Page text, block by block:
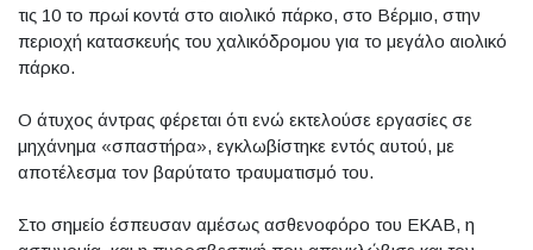
τις 10 το πρωί κοντά στο αιολικό πάρκο, στο Βέρμιο, στην
περιοχή κατασκευής του χαλικόδρομου για το μεγάλο αιολικό
πάρκο.
Ο άτυχος άντρας φέρεται ότι ενώ εκτελούσε εργασίες σε
μηχάνημα «σπαστήρα», εγκλωβίστηκε εντός αυτού, με
αποτέλεσμα τον βαρύτατο τραυματισμό του.
Στο σημείο έσπευσαν αμέσως ασθενοφόρο του ΕΚΑΒ, η